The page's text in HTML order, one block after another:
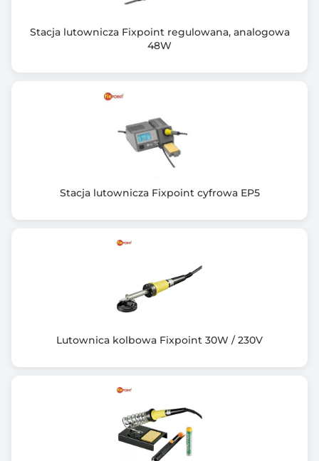
Informacje dodatkowe
Magnetyczny uchwyt
Blokada wrzeciona
Obroty w prawo/lewo
Wskaźnik kierunku obrotów
Wskaźnik ładowania
Kasetka do przechowywania
W zestawie: 27 akcesoriów, ładowarka sieciowa,
Stacja lutownicza Fixpoint regulowana, analogowa
48W
Stacja lutownicza Fixpoint cyfrowa EP5
Lutownica kolbowa Fixpoint 30W / 230V